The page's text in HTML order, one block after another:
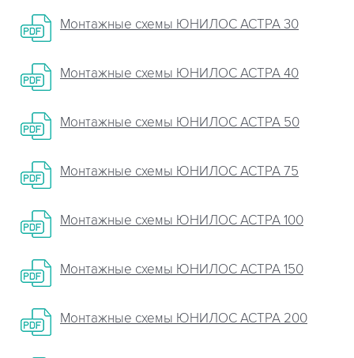
Монтажные схемы ЮНИЛОС АСТРА 30
Монтажные схемы ЮНИЛОС АСТРА 40
Монтажные схемы ЮНИЛОС АСТРА 50
Монтажные схемы ЮНИЛОС АСТРА 75
Монтажные схемы ЮНИЛОС АСТРА 100
Монтажные схемы ЮНИЛОС АСТРА 150
Монтажные схемы ЮНИЛОС АСТРА 200